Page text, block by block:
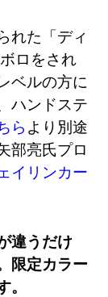
れた「ディ
ロをされ
ベルの方に
ハンドステ
らより別途
部亮氏プロ
イリンカー
違うだけ
限定カラー